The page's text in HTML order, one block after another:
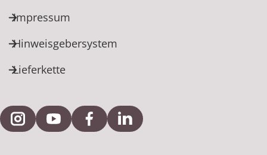
Impressum
Hinweisgebersystem
Lieferkette
Externe Verlinkung zu Instagram
Externe Verlinkung zu YouTube
Externe Verlinkung zu Facebook
Externe Verlinkung zu